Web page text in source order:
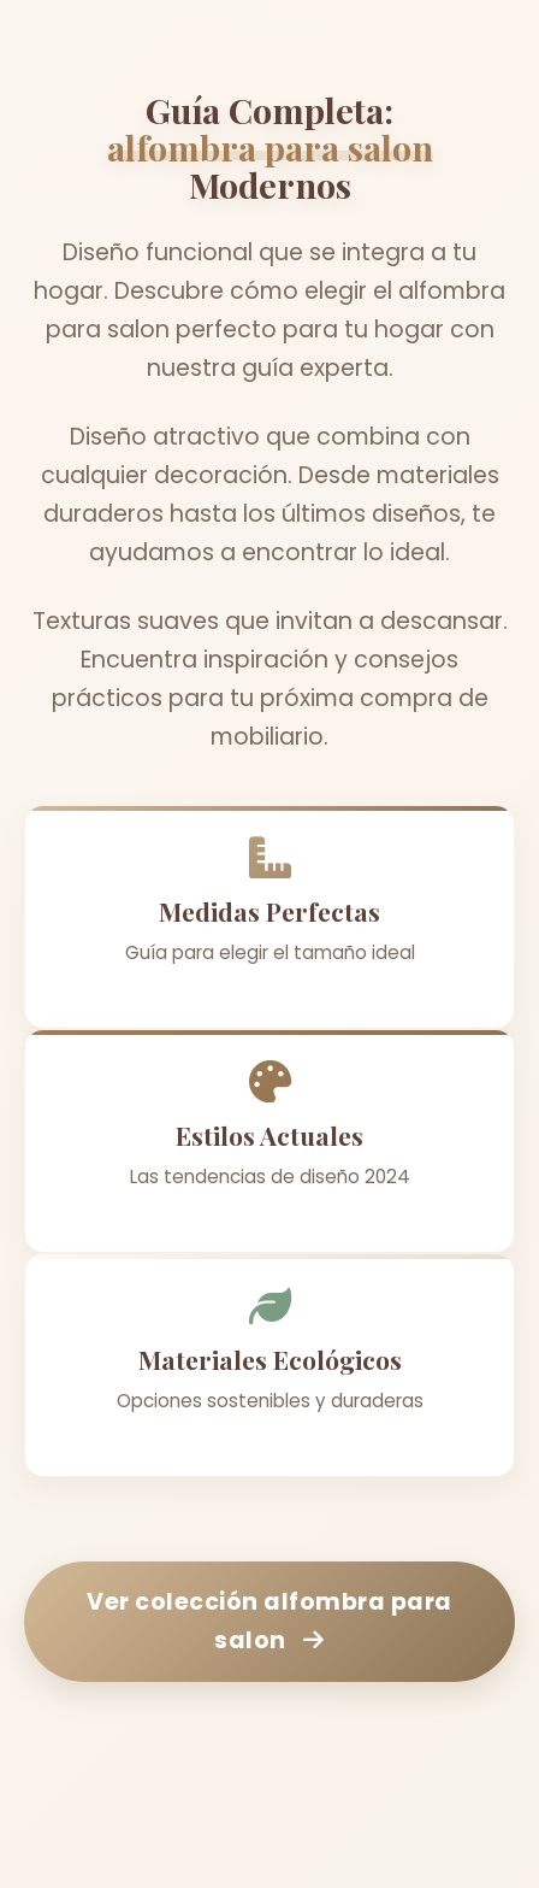
Guía Completa:
alfombra para salon
Modernos
Diseño funcional que se integra a tu
hogar. Descubre cómo elegir el alfombra
para salon perfecto para tu hogar con
nuestra guía experta.
Diseño atractivo que combina con
cualquier decoración. Desde materiales
duraderos hasta los últimos diseños, te
ayudamos a encontrar lo ideal.
Texturas suaves que invitan a descansar.
Encuentra inspiración y consejos
prácticos para tu próxima compra de
mobiliario.
Medidas Perfectas
Guía para elegir el tamaño ideal
Estilos Actuales
Las tendencias de diseño 2024
Materiales Ecológicos
Opciones sostenibles y duraderas
Ver colección alfombra para
salon